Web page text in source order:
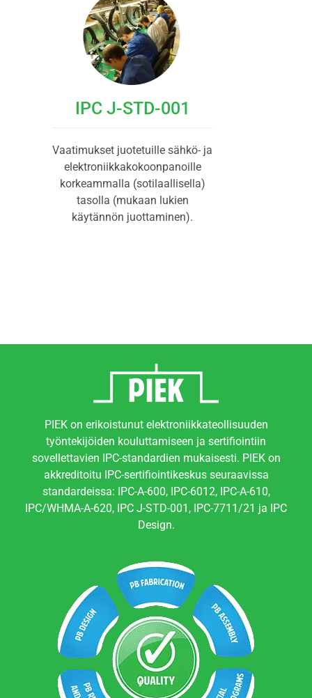
IPC J-STD-001
Vaatimukset juotetuille sähkö- ja
elektroniikkakokoonpanoille
korkeammalla (sotilaallisella)
tasolla (mukaan lukien
käytännön juottaminen).
PIEK on erikoistunut elektroniikkateollisuuden
työntekijöiden kouluttamiseen ja sertifiointiin
sovellettavien IPC-standardien mukaisesti. PIEK on
akkreditoitu IPC-sertifiointikeskus seuraavissa
standardeissa: IPC-A-600, IPC-6012, IPC-A-610,
IPC/WHMA-A-620, IPC J-STD-001, IPC-7711/21 ja IPC
Design.